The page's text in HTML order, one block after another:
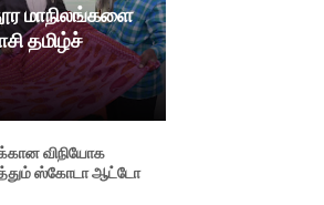
மாநிலங்களை
தமிழ்ச்
விநியோக
ஸ்கோடா ஆட்டோ